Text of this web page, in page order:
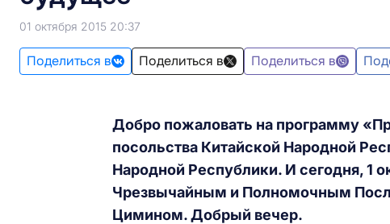
01 октября 2015 20:37
Поделиться в Поделиться в Поделиться в
Добро пожаловать на программу
посольства Китайской Народной
Народной Республики. И сегодня, 1
Чрезвычайным и Полномочным
Цимином. Добрый вечер.